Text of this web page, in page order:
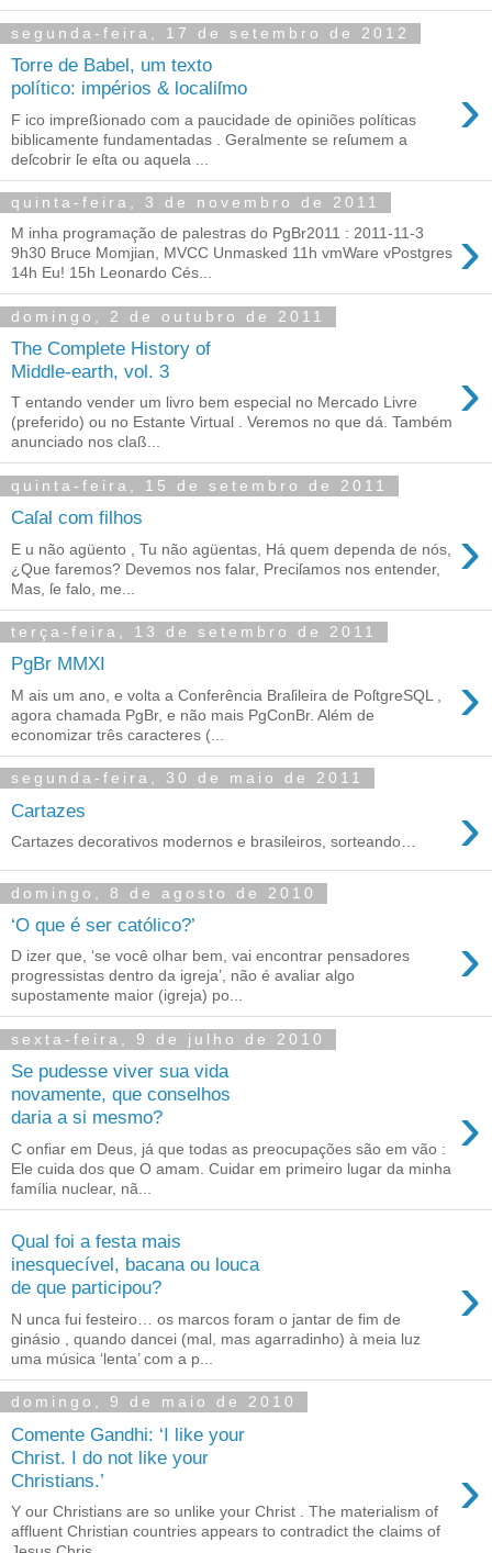
segunda-feira, 17 de setembro de 2012
Torre de Babel, um texto
político: impérios & localiſmo
›
F ico impreßionado com a paucidade de opiniões políticas
biblicamente fundamentadas . Geralmente se reſumem a
deſcobrir ſe eſta ou aquela ...
quinta-feira, 3 de novembro de 2011
›
M inha programação de palestras do PgBr2011 : 2011-11-3
9h30 Bruce Momjian, MVCC Unmasked 11h vmWare vPostgres
14h Eu! 15h Leonardo Cés...
domingo, 2 de outubro de 2011
The Complete History of
Middle-earth, vol. 3
›
T entando vender um livro bem especial no Mercado Livre
(preferido) ou no Estante Virtual . Veremos no que dá. Também
anunciado nos claß...
quinta-feira, 15 de setembro de 2011
Caſal com filhos ›
E u não agüento , Tu não agüentas, Há quem dependa de nós,
¿Que faremos? Devemos nos falar, Preciſamos nos entender,
Mas, ſe falo, me...
terça-feira, 13 de setembro de 2011
PgBr MMXI ›
M ais um ano, e volta a Conferência Braſileira de PoſtgreSQL ,
agora chamada PgBr, e não mais PgConBr. Além de
economizar três caracteres (...
segunda-feira, 30 de maio de 2011
Cartazes ›
Cartazes decorativos modernos e brasileiros, sorteando…
domingo, 8 de agosto de 2010
‘O que é ser católico?’ ›
D izer que, ‘se você olhar bem, vai encontrar pensadores
progressistas dentro da igreja’, não é avaliar algo
supostamente maior (igreja) po...
sexta-feira, 9 de julho de 2010
Se pudesse viver sua vida
novamente, que conselhos
daria a si mesmo?
›
C onfiar em Deus, já que todas as preocupações são em vão :
Ele cuida dos que O amam. Cuidar em primeiro lugar da minha
família nuclear, nã...
Qual foi a festa mais
inesquecível, bacana ou louca
de que participou?
›
N unca fui festeiro… os marcos foram o jantar de fim de
ginásio , quando dancei (mal, mas agarradinho) à meia luz
uma música ‘lenta’ com a p...
domingo, 9 de maio de 2010
Comente Gandhi: ‘I like your
Christ. I do not like your
Christians.’
›
Y our Christians are so unlike your Christ . The materialism of
affluent Christian countries appears to contradict the claims of